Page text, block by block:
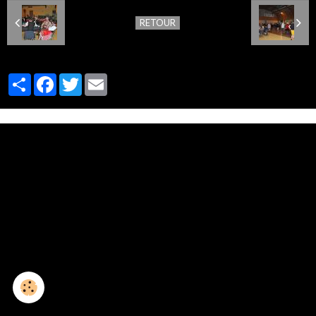
RETOUR
PartagerFacebook
Twitter